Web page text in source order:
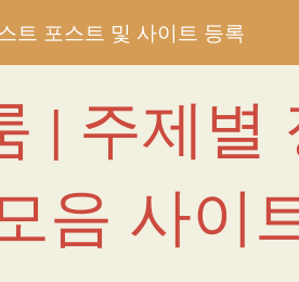
트 포스트 및 사이트 등록
| 주제별
음 사이